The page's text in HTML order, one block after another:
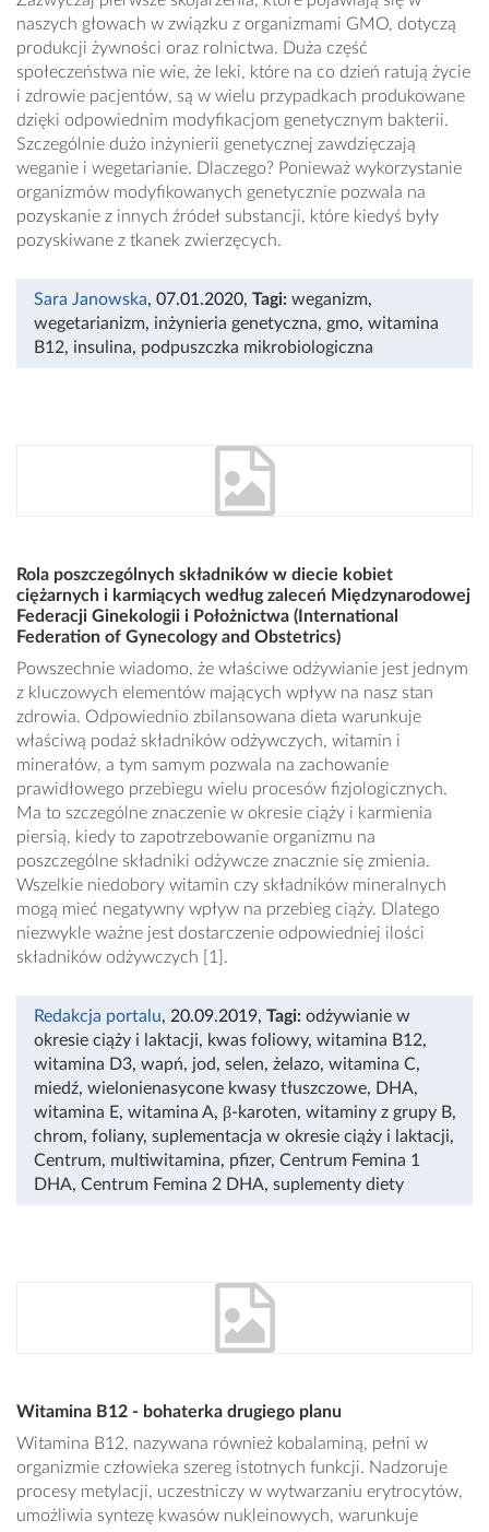
naszych głowach w związku z organizmami GMO, dotyczą
produkcji żywności oraz rolnictwa. Duża część
społeczeństwa nie wie, że leki, które na co dzień ratują życie
i zdrowie pacjentów, są w wielu przypadkach produkowane
dzięki odpowiednim modyfikacjom genetycznym bakterii.
Szczególnie dużo inżynierii genetycznej zawdzięczają
weganie i wegetarianie. Dlaczego? Ponieważ wykorzystanie
organizmów modyfikowanych genetycznie pozwala na
pozyskanie z innych źródeł substancji, które kiedyś były
pozyskiwane z tkanek zwierzęcych.
Sara Janowska, 07.01.2020, Tagi: weganizm,
wegetarianizm, inżynieria genetyczna, gmo, witamina
B12, insulina, podpuszczka mikrobiologiczna
Rola poszczególnych składników w diecie kobiet
ciężarnych i karmiących według zaleceń Międzynarodowej
Federacji Ginekologii i Położnictwa (International
Federation of Gynecology and Obstetrics)
Powszechnie wiadomo, że właściwe odżywianie jest jednym
z kluczowych elementów mających wpływ na nasz stan
zdrowia. Odpowiednio zbilansowana dieta warunkuje
właściwą podaż składników odżywczych, witamin i
minerałów, a tym samym pozwala na zachowanie
prawidłowego przebiegu wielu procesów fizjologicznych.
Ma to szczególne znaczenie w okresie ciąży i karmienia
piersią, kiedy to zapotrzebowanie organizmu na
poszczególne skład­niki odżywcze znacznie się zmienia.
Wszelkie niedobory witamin czy składników mineralnych
mogą mieć negatywny wpływ na przebieg ciąży. Dlatego
niezwykle ważne jest dostarczenie odpowiedniej ilości
składników odżywczych [1].
Redakcja portalu, 20.09.2019, Tagi: odżywianie w
okresie ciąży i laktacji, kwas foliowy, witamina B12,
witamina D3, wapń, jod, selen, żelazo, witamina C,
miedź, wielonienasycone kwasy tłuszczowe, DHA,
witamina E, witamina A, β-karoten, witaminy z grupy B,
chrom, foliany, suplementacja w okresie ciąży i laktacji,
Centrum, multiwitamina, pfizer, Centrum Femina 1
DHA, Centrum Femina 2 DHA, suplementy diety
Witamina B12 - bohaterka drugiego planu
Witamina B12, nazywana również kobalaminą, pełni w
organizmie człowieka szereg istotnych funkcji. Nadzoruje
procesy metylacji, uczestniczy w wytwarzaniu erytrocytów,
umożliwia syntezę kwasów nukleinowych, warunkuje